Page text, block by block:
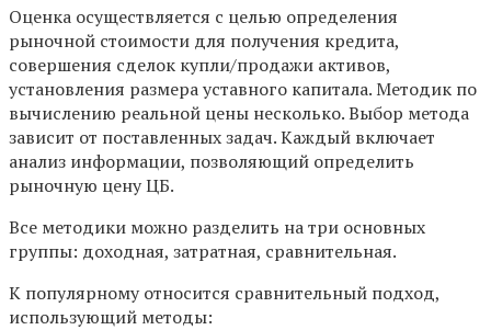
Оценка осуществляется с целью определения
рыночной стоимости для получения кредита,
совершения сделок купли/продажи активов,
установления размера уставного капитала. Методик по
вычислению реальной цены несколько. Выбор метода
зависит от поставленных задач. Каждый включает
анализ информации, позволяющий определить
рыночную цену ЦБ.
Все методики можно разделить на три основных
группы: доходная, затратная, сравнительная.
К популярному относится сравнительный подход,
использующий методы: